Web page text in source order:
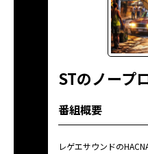
STのノープ
番組概要
レゲエサウンドの